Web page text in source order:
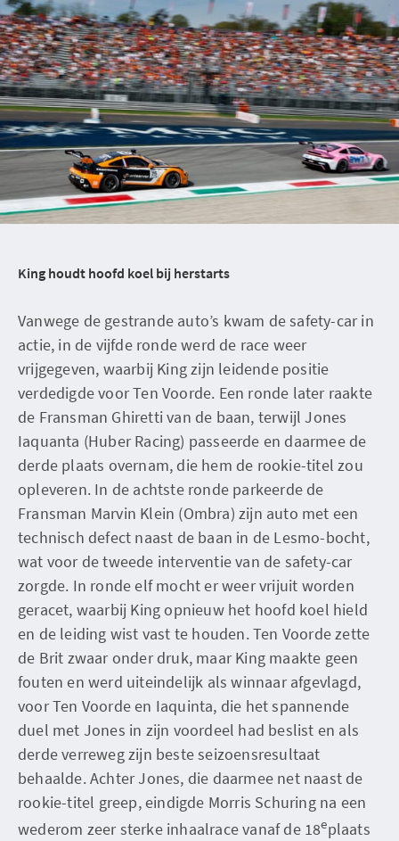
King houdt hoofd koel bij herstarts
Vanwege de gestrande auto’s kwam de safety-car in
actie, in de vijfde ronde werd de race weer
vrijgegeven, waarbij King zijn leidende positie
verdedigde voor Ten Voorde. Een ronde later raakte
de Fransman Ghiretti van de baan, terwijl Jones
Iaquanta (Huber Racing) passeerde en daarmee de
derde plaats overnam, die hem de rookie-titel zou
opleveren. In de achtste ronde parkeerde de
Fransman Marvin Klein (Ombra) zijn auto met een
technisch defect naast de baan in de Lesmo-bocht,
wat voor de tweede interventie van de safety-car
zorgde. In ronde elf mocht er weer vrijuit worden
geracet, waarbij King opnieuw het hoofd koel hield
en de leiding wist vast te houden. Ten Voorde zette
de Brit zwaar onder druk, maar King maakte geen
fouten en werd uiteindelijk als winnaar afgevlagd,
voor Ten Voorde en Iaquinta, die het spannende
duel met Jones in zijn voordeel had beslist en als
derde verreweg zijn beste seizoensresultaat
behaalde. Achter Jones, die daarmee net naast de
rookie-titel greep, eindigde Morris Schuring na een
wederom zeer sterke inhaalrace vanaf de 18eplaats